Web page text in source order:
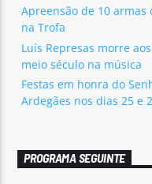
Apreensão de 10 armas
na Trofa
Luís Represas morre
meio século na música
Festas em honra do
Ardegães nos dias 25 e
PROGRAMA SEGUINTE